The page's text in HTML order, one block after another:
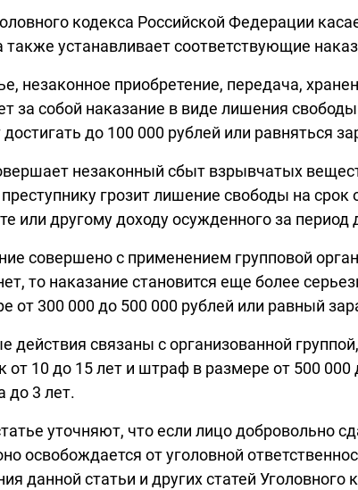
кодекса Российской Федерации
также устанавливает соответствующие
незаконное приобретение, передача,
за собой наказание в виде лишения
до 100 000 рублей или равняться
незаконный сбыт взрывчатых
грозит лишение свободы на
или другому доходу осужденного за период
совершено с применением групповой
то наказание становится еще более
от 300 000 до 500 000 рублей или равный
действия связаны с организованной
от 10 до 15 лет и штраф в размере от 500
до 3 лет.
уточняют, что если лицо
освобождается от уголовной
данной статьи и других статей